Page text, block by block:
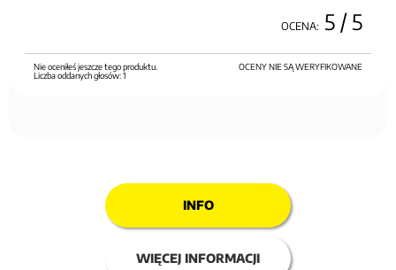
OCENA: 5 / 5
OCENY NIE SĄ WERYFIKOWANE
Nie oceniłeś jeszcze tego produktu.
Liczba oddanych głosów:1
INFO
WIĘCEJ INFORMACJI